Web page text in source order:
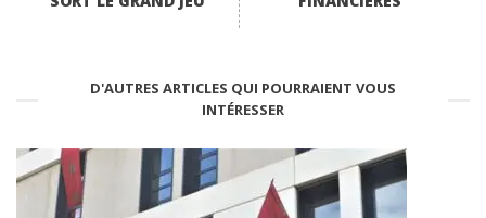
D'AUTRES ARTICLES QUI POURRAIENT VOUS
INTÉRESSER